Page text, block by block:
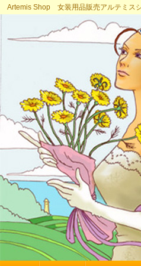
Artemis Shop 女装用品販売アルテミス